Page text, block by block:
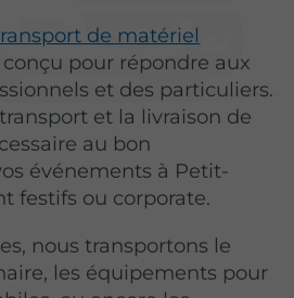
de matériel
conçu pour répondre aux
et des particuliers.
et la livraison de
au bon
événements à Petit-
festifs ou corporate.
nous transportons le
les équipements pour